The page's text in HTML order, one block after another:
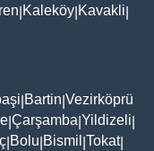
Kaleköy Kavakli
Bartin Vezirköprü
Çarşamba Yildizeli
Bolu Bismil Tokat|